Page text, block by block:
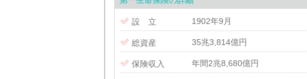
 設 立 1902年9月
 総資産 35兆3,814億円
 保険収入 年間2兆8,680億円